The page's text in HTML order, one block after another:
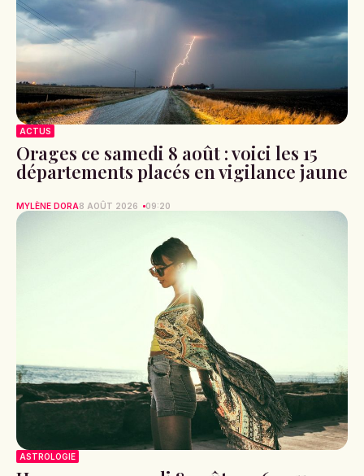
ACTUS
Orages ce samedi 8 août : voici les 15
départements placés en vigilance jaune
MYLÈNE DORA8 AOÛT 2026 09:20
ASTROLOGIE